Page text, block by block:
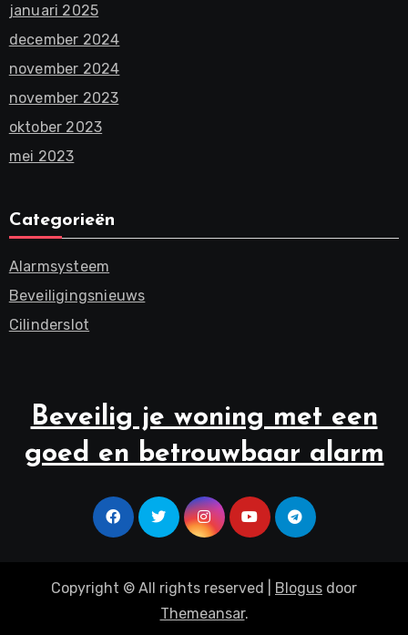
januari 2025
december 2024
november 2024
november 2023
oktober 2023
mei 2023
Categorieën
Alarmsysteem
Beveiligingsnieuws
Cilinderslot
Beveilig je woning met een
goed en betrouwbaar alarm
Copyright © All rights reserved Blogus door
Themeansar.